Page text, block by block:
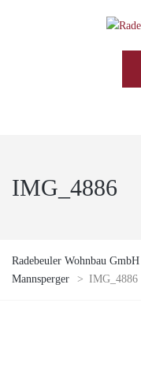
IMG_4886
Radebeuler Wohnbau GmbH
Mannsperger
> IMG_4886